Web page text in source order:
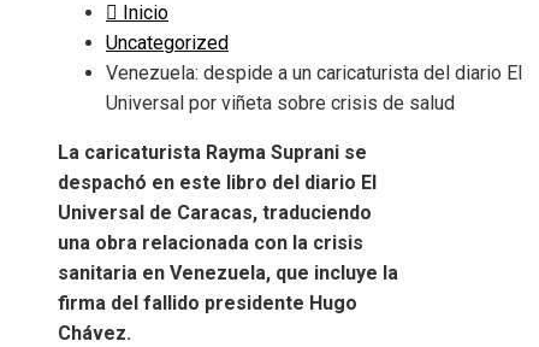
Inicio
Uncategorized
Venezuela: despide a un caricaturista del diario El
Universal por viñeta sobre crisis de salud
La caricaturista Rayma Suprani se
despachó en este libro del diario El
Universal de Caracas, traduciendo
una obra relacionada con la crisis
sanitaria en Venezuela, que incluye la
firma del fallido presidente Hugo
Chávez.